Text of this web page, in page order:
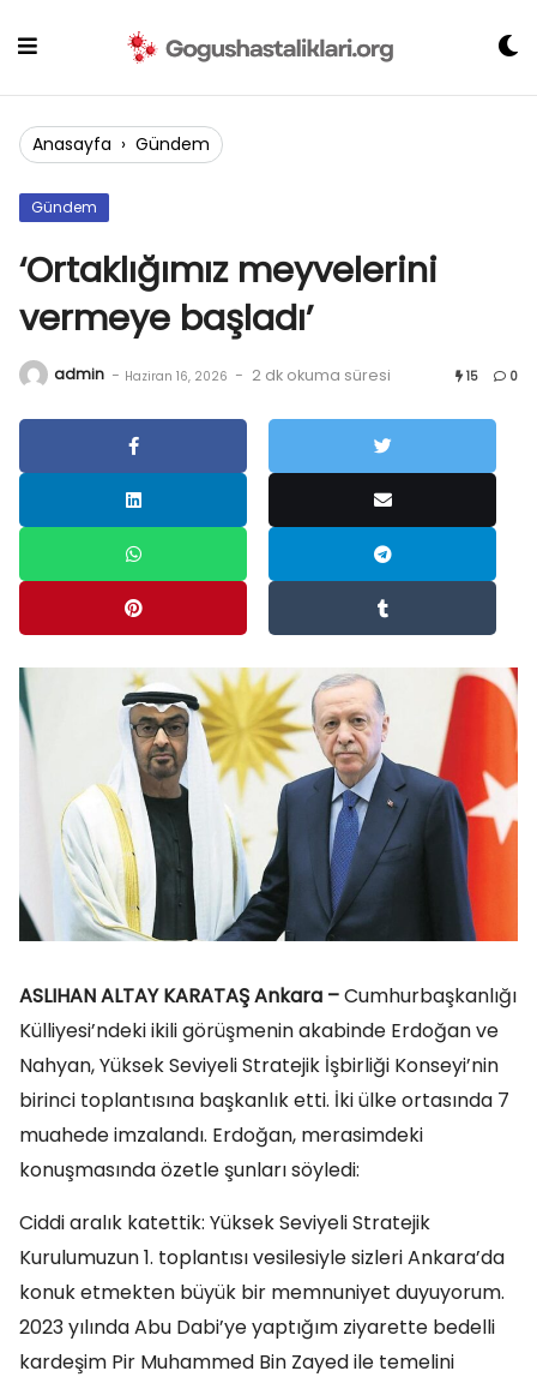
Anasayfa › Gündem
Gündem
‘Ortaklığımız meyvelerini
vermeye başladı’
admin - Haziran 16, 2026 - 2 dk okuma süresi 15 0
ASLIHAN ALTAY KARATAŞ Ankara –Cumhurbaşkanlığı
Külliyesi’ndeki ikili görüşmenin akabinde Erdoğan ve
Nahyan, Yüksek Seviyeli Stratejik İşbirliği Konseyi’nin
birinci toplantısına başkanlık etti. İki ülke ortasında 7
muahede imzalandı. Erdoğan, merasimdeki
konuşmasında özetle şunları söyledi:
Ciddi aralık katettik: Yüksek Seviyeli Stratejik
Kurulumuzun 1. toplantısı vesilesiyle sizleri Ankara’da
konuk etmekten büyük bir memnuniyet duyuyorum.
2023 yılında Abu Dabi’ye yaptığım ziyarette bedelli
kardeşim Pir Muhammed Bin Zayed ile temelini